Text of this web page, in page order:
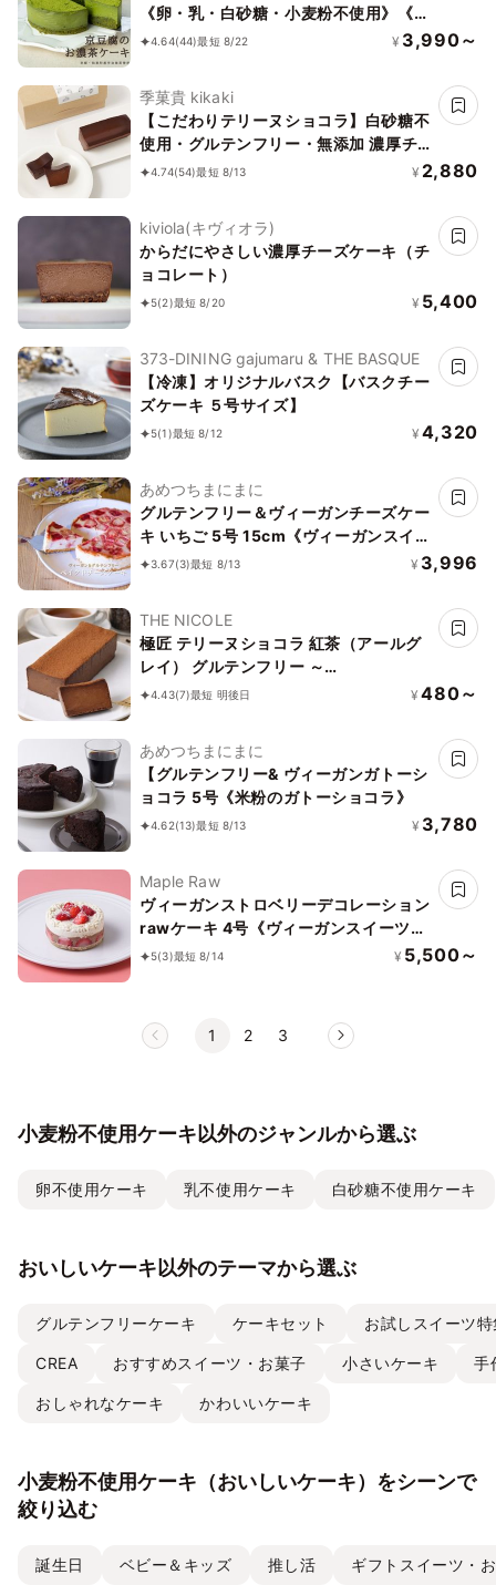
《卵・乳・白砂糖・小麦粉不使用》《ヴ
ィーガンスイーツ・ヴィーガンケーキ》
4.64(44)最短 8/22 ¥ 3,990～
季菓貴 kikaki
【こだわりテリーヌショコラ】白砂糖不
使用・グルテンフリー・無添加 濃厚チ
ョコレートケーキ ガトーショコラ
4.74(54)最短 8/13 ¥ 2,880
kiviola(キヴィオラ)
からだにやさしい濃厚チーズケーキ（チ
ョコレート）
5(2)最短 8/20 ¥ 5,400
373-DINING gajumaru & THE BASQUE
【冷凍】オリジナルバスク【バスクチー
ズケーキ ５号サイズ】
5(1)最短 8/12 ¥ 4,320
あめつちまにまに
グルテンフリー＆ヴィーガンチーズケー
キ いちご 5号 15cm《ヴィーガンスイー
ツ》
3.67(3)最短 8/13 ¥ 3,996
THE NICOLE
極匠 テリーヌショコラ 紅茶（アールグ
レイ） グルテンフリー ～
TOROKETERU～【濃厚な口溶けは美味
4.43(7)最短 明後日 ¥ 480～
あめつちまにまに
【グルテンフリー& ヴィーガンガトーシ
ョコラ 5号《米粉のガトーショコラ》
4.62(13)最短 8/13 ¥ 3,780
Maple Raw
ヴィーガンストロベリーデコレーション
rawケーキ 4号《ヴィーガンスイーツ・
ヴィーガンケーキ》《ロースイーツ》
5(3)最短 8/14 ¥ 5,500～
1 2 3
小麦粉不使用ケーキ以外のジャンルから選ぶ
卵不使用ケーキ 乳不使用ケーキ 白砂糖不使用ケーキ
おいしいケーキ以外のテーマから選ぶ
グルテンフリーケーキ ケーキセット お試しスイーツ
CREA おすすめスイーツ・お菓子 小さいケーキ 手
おしゃれなケーキ かわいいケーキ
小麦粉不使用ケーキ（おいしいケーキ）をシーンで
絞り込む
誕生日 ベビー＆キッズ 推し活 ギフトスイーツ・